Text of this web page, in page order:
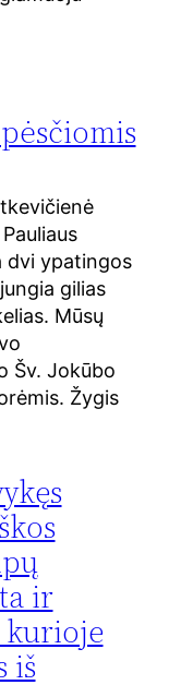
dvi ypatingos
gilias
Mūsų
Šv. Jokūbo
Žygis
ir
kurioje
iš